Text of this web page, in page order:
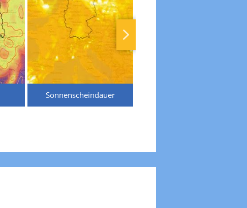
Sonnenscheindauer